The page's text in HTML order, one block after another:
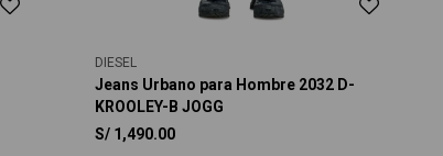
DIESEL
Jeans Urbano para Hombre 2032 D-
KROOLEY-B JOGG
S/ 1,490.00